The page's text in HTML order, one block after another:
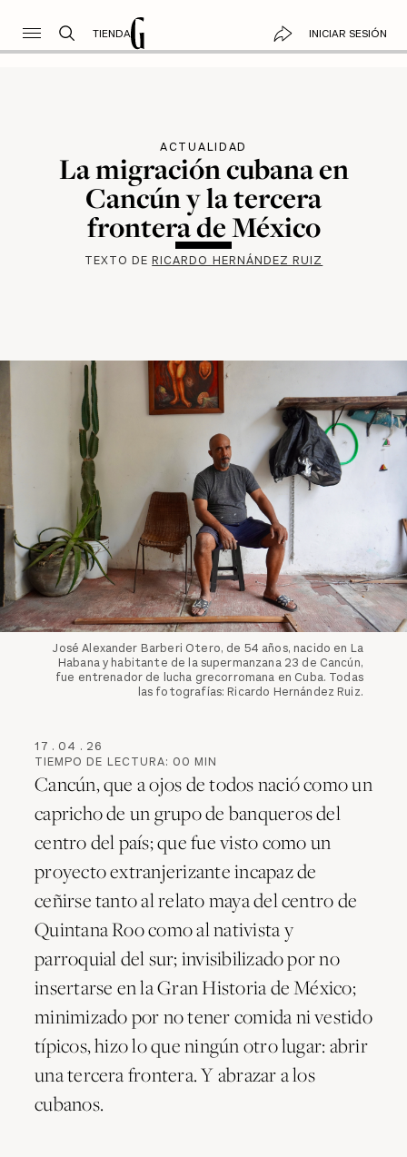
TIENDA INICIAR SESIÓN
ACTUALIDAD
La migración cubana en
Cancún y la tercera
frontera de México
TEXTO DERICARDO HERNÁNDEZ RUIZ
José Alexander Barberi Otero, de 54 años, nacido en La
Habana y habitante de la supermanzana 23 de Cancún,
fue entrenador de lucha grecorromana en Cuba. Todas
las fotografías: Ricardo Hernández Ruiz.
17 . 04 . 26
TIEMPO DE LECTURA: 00 MIN
Cancún, que a ojos de todos nació como un
capricho de un grupo de banqueros del
centro del país; que fue visto como un
proyecto extranjerizante incapaz de
ceñirse tanto al relato maya del centro de
Quintana Roo como al nativista y
parroquial del sur; invisibilizado por no
insertarse en la Gran Historia de México;
minimizado por no tener comida ni vestido
típicos, hizo lo que ningún otro lugar: abrir
una tercera frontera. Y abrazar a los
cubanos.